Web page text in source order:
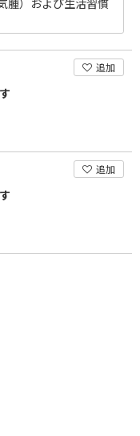
腫）および生活習慣
追加
追加